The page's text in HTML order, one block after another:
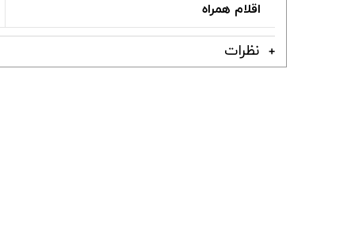
اقلام همراه
نظرات